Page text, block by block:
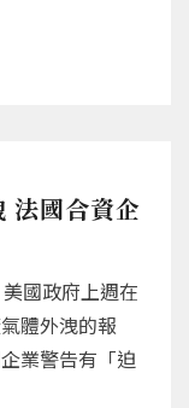
法國合資企
國政府上週在
體外洩的報
業警告有「迫